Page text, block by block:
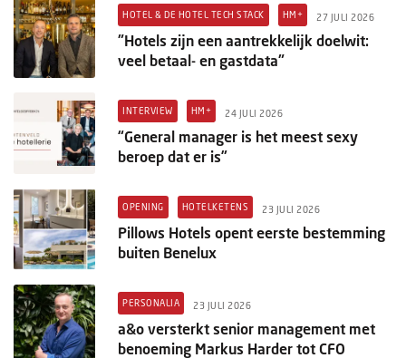
HOTEL & DE HOTEL TECH STACK HM+ 27 JULI 2026
"Hotels zijn een aantrekkelijk doelwit:
veel betaal- en gastdata"
INTERVIEW HM+ 24 JULI 2026
“General manager is het meest sexy
beroep dat er is”
OPENING HOTELKETENS 23 JULI 2026
Pillows Hotels opent eerste bestemming
buiten Benelux
PERSONALIA 23 JULI 2026
a&o versterkt senior management met
benoeming Markus Harder tot CFO